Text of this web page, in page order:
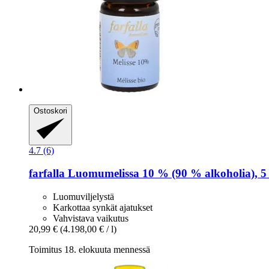
Ostoskori
4.7 (6)
farfalla Luomumelissa 10 % (90 % alkoholia),
Luomuviljelystä
Karkottaa synkät ajatukset
Vahvistava vaikutus
20,99 € (4.198,00 € / l)
Toimitus 18. elokuuta mennessä